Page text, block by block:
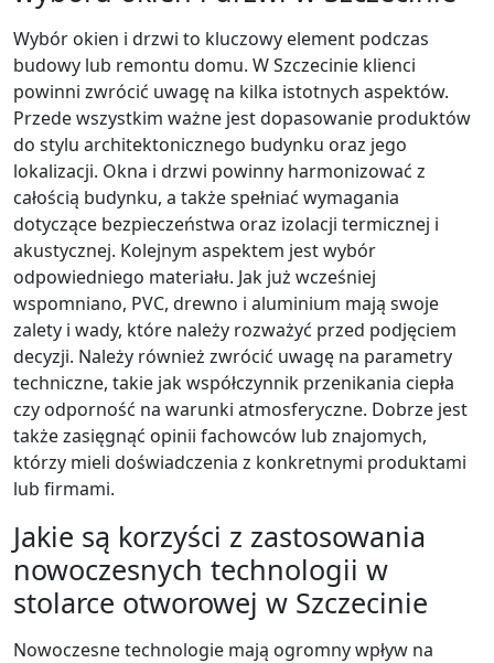
Wybór okien i drzwi to kluczowy element podczas
budowy lub remontu domu. W Szczecinie klienci
powinni zwrócić uwagę na kilka istotnych aspektów.
Przede wszystkim ważne jest dopasowanie produktów
do stylu architektonicznego budynku oraz jego
lokalizacji. Okna i drzwi powinny harmonizować z
całością budynku, a także spełniać wymagania
dotyczące bezpieczeństwa oraz izolacji termicznej i
akustycznej. Kolejnym aspektem jest wybór
odpowiedniego materiału. Jak już wcześniej
wspomniano, PVC, drewno i aluminium mają swoje
zalety i wady, które należy rozważyć przed podjęciem
decyzji. Należy również zwrócić uwagę na parametry
techniczne, takie jak współczynnik przenikania ciepła
czy odporność na warunki atmosferyczne. Dobrze jest
także zasięgnąć opinii fachowców lub znajomych,
którzy mieli doświadczenia z konkretnymi produktami
lub firmami.
Jakie są korzyści z zastosowania
nowoczesnych technologii w
stolarce otworowej w Szczecinie
Nowoczesne technologie mają ogromny wpływ na